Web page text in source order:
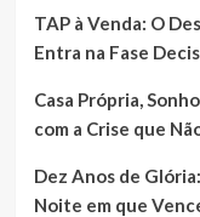
TAP à Venda: O
Entra na Fase
Casa Própria,
com a Crise que
Dez Anos de
Noite em que